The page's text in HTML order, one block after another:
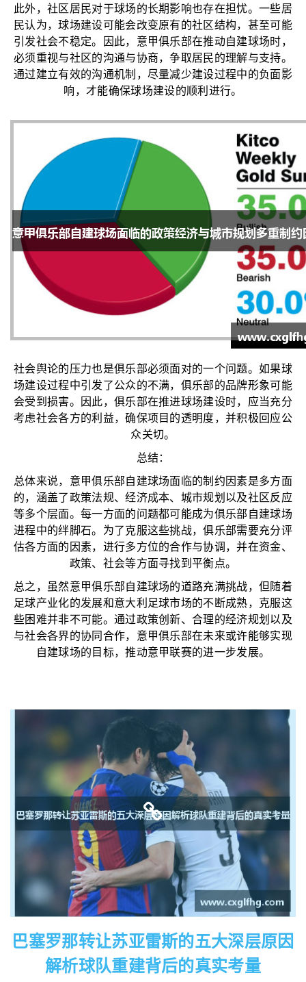
此外，社区居民对于球场的长期影响也存在担忧。一些居
民认为，球场建设可能会改变原有的社区结构，甚至可能
引发社会不稳定。因此，意甲俱乐部在推动自建球场时，
必须重视与社区的沟通与协商，争取居民的理解与支持。
通过建立有效的沟通机制，尽量减少建设过程中的负面影
响，才能确保球场建设的顺利进行。
社会舆论的压力也是俱乐部必须面对的一个问题。如果球
场建设过程中引发了公众的不满，俱乐部的品牌形象可能
会受到损害。因此，俱乐部在推进球场建设时，应当充分
考虑社会各方的利益，确保项目的透明度，并积极回应公
众关切。
总结：
总体来说，意甲俱乐部自建球场面临的制约因素是多方面
的，涵盖了政策法规、经济成本、城市规划以及社区反应
等多个层面。每一方面的问题都可能成为俱乐部自建球场
进程中的绊脚石。为了克服这些挑战，俱乐部需要充分评
估各方面的因素，进行多方位的合作与协调，并在资金、
政策、社会等方面寻找到平衡点。
总之，虽然意甲俱乐部自建球场的道路充满挑战，但随着
足球产业化的发展和意大利足球市场的不断成熟，克服这
些困难并非不可能。通过政策创新、合理的经济规划以及
与社会各界的协同合作，意甲俱乐部在未来或许能够实现
自建球场的目标，推动意甲联赛的进一步发展。
巴塞罗那转让苏亚雷斯的五大深层原因
解析球队重建背后的真实考量